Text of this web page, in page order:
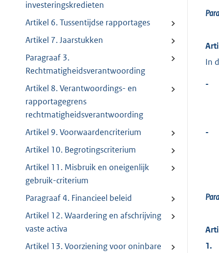
investeringskredieten
Artikel 6. Tussentijdse rapportages
Artikel 7. Jaarstukken
Paragraaf 3.
Rechtmatigheidsverantwoording
Artikel 8. Verantwoordings- en
rapportagegrens
rechtmatigheidsverantwoording
Artikel 9. Voorwaardencriterium
Artikel 10. Begrotingscriterium
Artikel 11. Misbruik en oneigenlijk
gebruik-criterium
Paragraaf 4. Financieel beleid
Artikel 12. Waardering en afschrijving
vaste activa
Artikel 13. Voorziening voor oninbare
In
-
-
1.